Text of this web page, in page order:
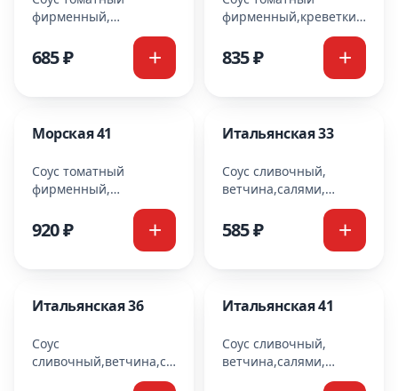
фирменный,
креветки,мидии,лосось,помидоры,
маслины,сыр
моцарелла Cooking
685 ₽
моцарелла Cooking
835 ₽
Морская 41
Соус томатный
фирменный,
креветки,мидии,лосось,
помидоры,маслины,сыр
моцарелла
920 ₽
Итальянская 33
Соус сливочный,
ветчина,салями,
болгарский перец,сыр
моцарелла
585 ₽
Итальянская 36
Соус
сливочный,ветчина,салями,
Итальянская 41
Соус сливочный,
ветчина,салями,